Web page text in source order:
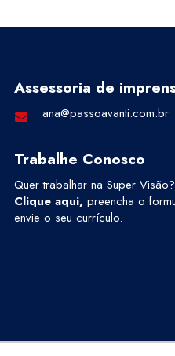
Assessoria de
ana@passoavanti.com.br
Trabalhe Conosco
Quer trabalhar na Super Visão?
Clique aqui, preencha o
envie o seu currículo.